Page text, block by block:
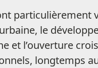
particulièrement
le
et l’ouverture
longtemps